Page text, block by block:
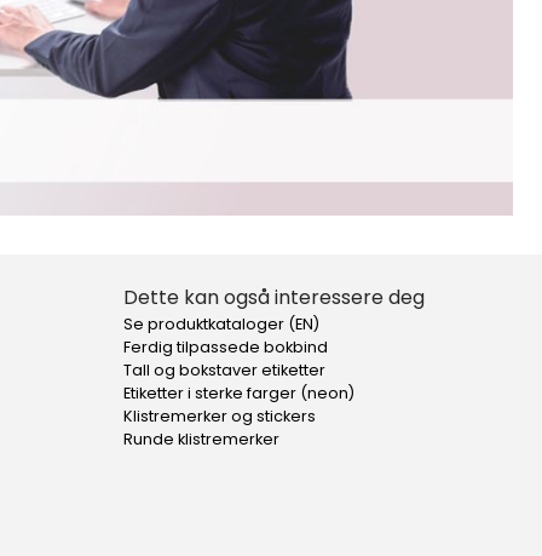
Dette kan også interessere deg
Se produktkataloger (EN)
Ferdig tilpassede bokbind
Tall og bokstaver etiketter
Etiketter i sterke farger (neon)
Klistremerker og stickers
Runde klistremerker